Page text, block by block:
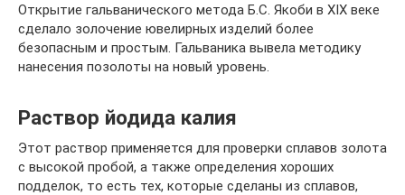
Открытие гальванического метода Б.С. Якоби в XIX веке
сделало золочение ювелирных изделий более
безопасным и простым. Гальваника вывела методику
нанесения позолоты на новый уровень.
Раствор йодида калия
Этот раствор применяется для проверки сплавов золота
с высокой пробой, а также определения хороших
подделок, то есть тех, которые сделаны из сплавов,